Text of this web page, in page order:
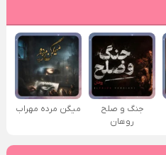
جنگ و صلح
روهان
میگن مرده مهراب